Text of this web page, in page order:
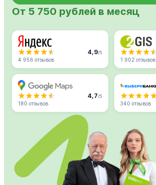
От 5 750 рублей в месяц
4,9/5
4 956 отзывов 1 902 отзывов
4,7/5
180 отзывов 340 отзывов